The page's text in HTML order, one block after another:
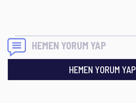
HEMEN YORUM YAP
HEMEN YORUM YAP